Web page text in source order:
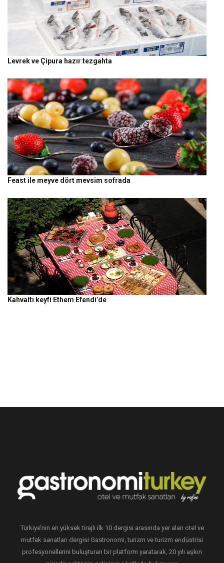
Levrek ve Çipura hazır tezgahta
Feast ile meyve dört mevsim sofrada
Kahvaltı keyfi Ethem Efendi’de
Türkiye’nin en yüksek tirajlı ilk 10 dergisi arasında yer alan otel ve
mutfak sanatları dergisi Gastronomi, turizm ve turizm endüstrisi
profesyonellerini buluşturan bir platform yaratarak, 20 yılı aşkın